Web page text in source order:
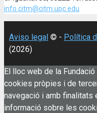
info.citm@citm.upc.edu
Aviso legal © - Política
(2026)
El lloc web de la
cookies pròpies i de
navegació i amb
informació sobre les